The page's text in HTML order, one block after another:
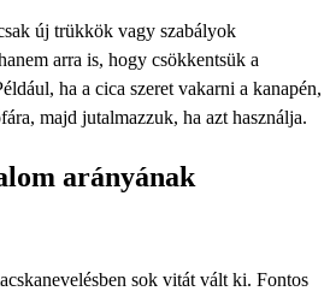
új trükkök vagy szabályok
arra is, hogy csökkentsük a
ha a cica szeret vakarni a kanapén,
majd jutalmazzuk, ha azt használja.
arányának
sok vitát vált ki. Fontos